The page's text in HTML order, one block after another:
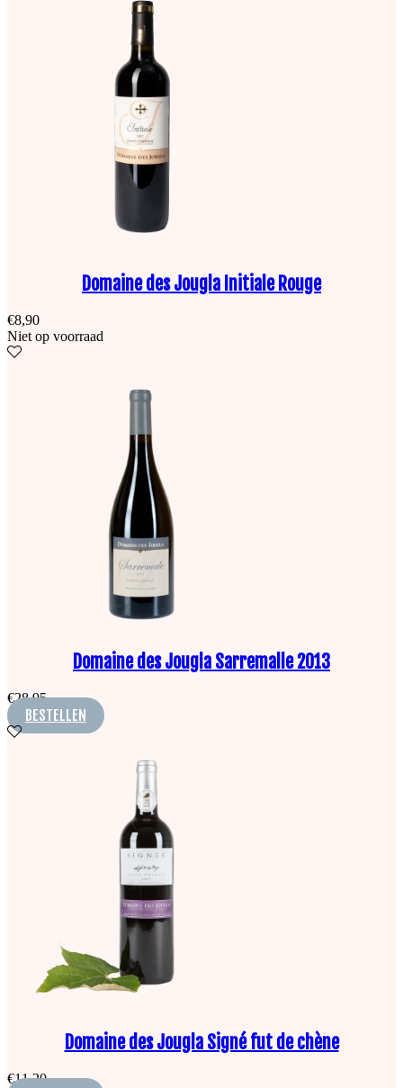
Domaine des Jougla Initiale Rouge
€8,90
Niet op voorraad
Domaine des Jougla Sarremalle 2013
€28,95
BESTELLEN
Domaine des Jougla Signé fut de chène
€11,20